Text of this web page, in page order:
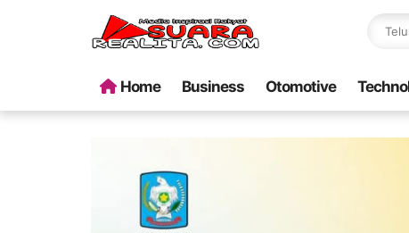
Home Business Otomotive